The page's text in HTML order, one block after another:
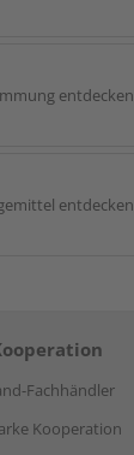
entdecken
entdecken
Fachhändler
Kooperation